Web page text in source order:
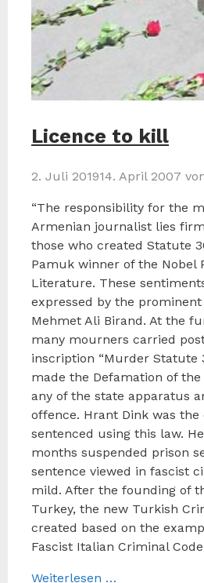
Licence to kill
2. Juli 201914. April 2007
“The responsibility for the
Armenian journalist lies
those who created Statute
Pamuk winner of the Nobel
Literature. These
expressed by the
Mehmet Ali Birand. At the
many mourners carried
inscription “Murder Statute
made the Defamation of the
any of the state apparatus
offence. Hrant Dink was
sentenced using this law.
months suspended prison
sentence viewed in fascist
mild. After the founding of
Turkey, the new Turkish
created based on the
Fascist Italian Criminal
Weiterlesen …